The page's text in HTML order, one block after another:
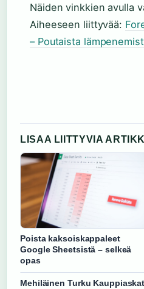
Näiden vinkkien avulla
Aiheeseen liittyvää:
– Poutaista
LISAA LIITTYVIA
Poista kaksoiskappaleet
Google Sheetsistä – selkeä
opas
Mehiläinen Turku